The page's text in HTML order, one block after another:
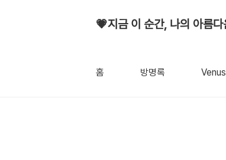
💗지금 이 순간, 나의 아름
홈 방명록